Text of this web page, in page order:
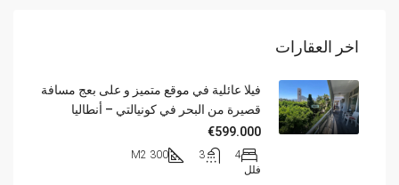
اخر العقارات
فيلا عائلية في موقع متميز و على بعج مسافة
قصيرة من البحر في كونيالتي – أنطاليا
€599.000
4
3
300 M2
فلل